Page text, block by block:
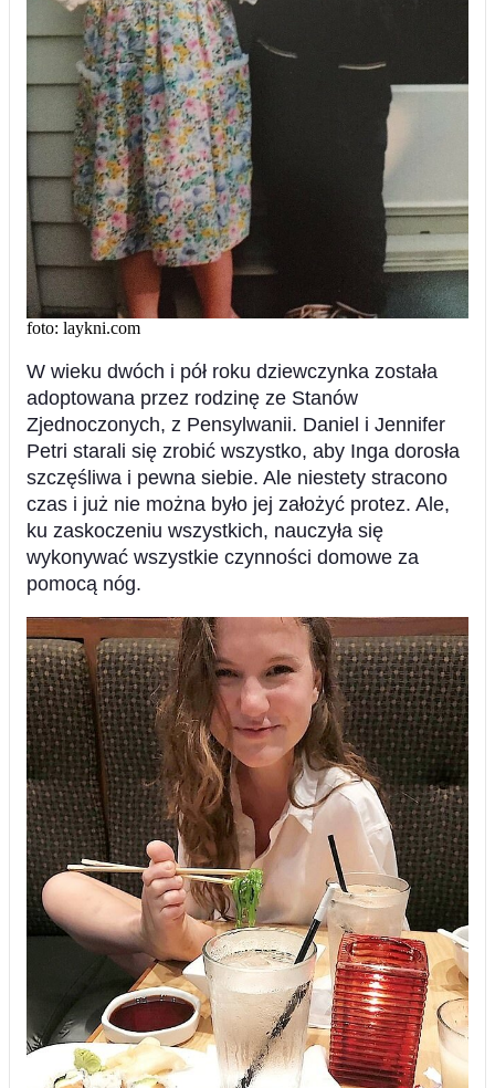
foto: laykni.com
W wieku dwóch i pół roku dziewczynka została
adoptowana przez rodzinę ze Stanów
Zjednoczonych, z Pensylwanii. Daniel i Jennifer
Petri starali się zrobić wszystko, aby Inga dorosła
szczęśliwa i pewna siebie. Ale niestety stracono
czas i już nie można było jej założyć protez. Ale,
ku zaskoczeniu wszystkich, nauczyła się
wykonywać wszystkie czynności domowe za
pomocą nóg.